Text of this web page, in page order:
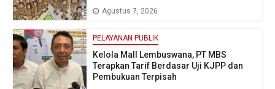
Agustus 7, 2026
PELAYANAN PUBLIK
Kelola Mall Lembuswana, PT MBS
Terapkan Tarif Berdasar Uji KJPP dan
Pembukuan Terpisah